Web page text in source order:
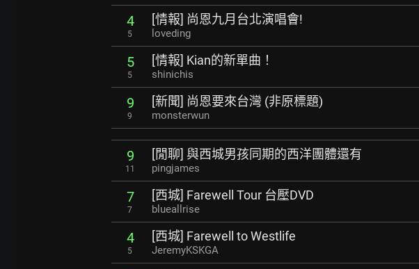
4
5
[情報] 尚恩九月台北演唱會!
loveding
5
5
[情報] Kian的新單曲！
shinichis
9
9
[新聞] 尚恩要來台灣 (非原標題)
monsterwun
9
11
[閒聊] 與西城男孩同期的西洋團體還有
pingjames
7
7
[西城] Farewell Tour 台壓DVD
blueallrise
4
5
[西城] Farewell to Westlife
JeremyKSKGA